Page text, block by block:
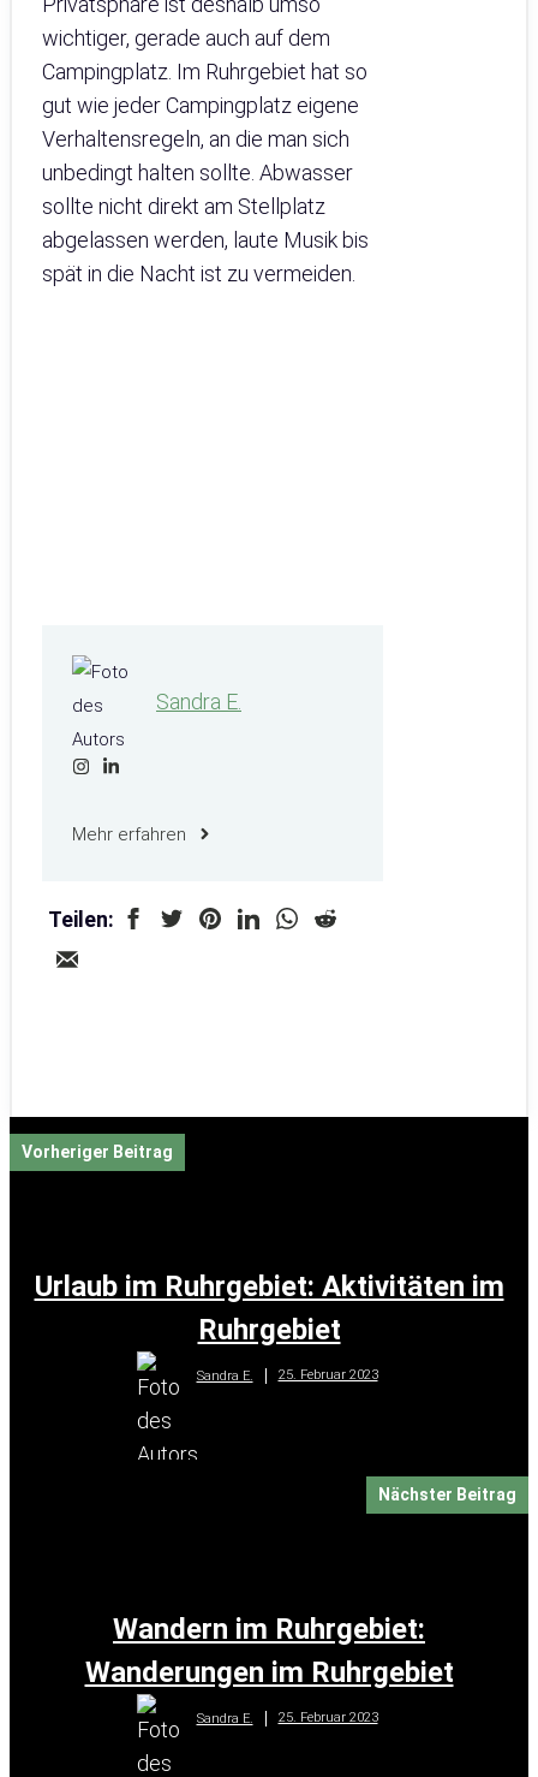
wichtiger, gerade auch auf dem
Campingplatz. Im Ruhrgebiet hat so
gut wie jeder Campingplatz eigene
Verhaltensregeln, an die man sich
unbedingt halten sollte. Abwasser
sollte nicht direkt am Stellplatz
abgelassen werden, laute Musik bis
spät in die Nacht ist zu vermeiden.
Sandra E.
Mehr erfahren
Teilen:
Vorheriger Beitrag
Urlaub im Ruhrgebiet: Aktivitäten im
Ruhrgebiet
Sandra E. 25. Februar 2023
Nächster Beitrag
Wandern im Ruhrgebiet:
Wanderungen im Ruhrgebiet
Sandra E. 25. Februar 2023